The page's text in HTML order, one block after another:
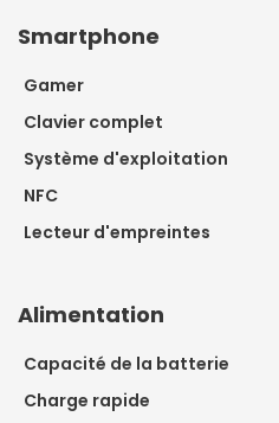
Smartphone
Gamer
Clavier complet
Système d'exploitation
NFC
Lecteur d'empreintes
Alimentation
Capacité de la batterie
Charge rapide